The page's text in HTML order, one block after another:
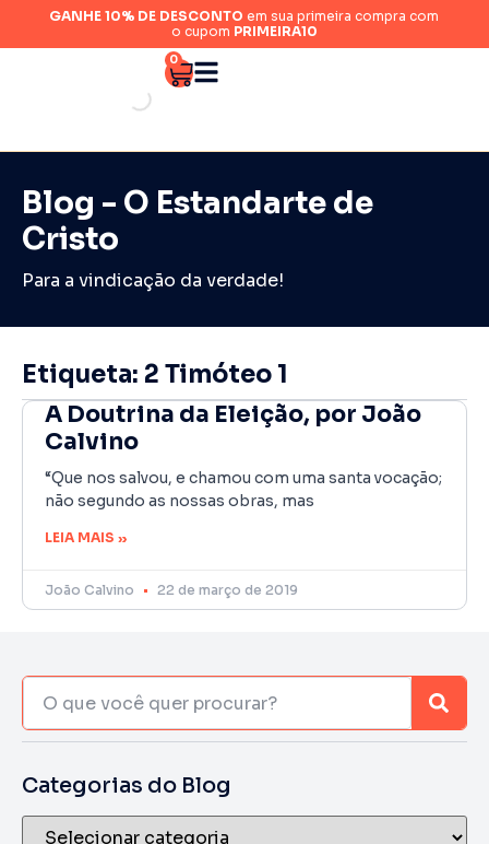
GANHE 10% DE DESCONTO em sua primeira compra com
o cupom PRIMEIRA10
0
Blog - O Estandarte de
Cristo
Para a vindicação da verdade!
Etiqueta: 2 Timóteo 1
A Doutrina da Eleição, por João
Calvino
“Que nos salvou, e chamou com uma santa vocação;
não segundo as nossas obras, mas
LEIA MAIS »
João Calvino 22 de março de 2019
Categorias do Blog